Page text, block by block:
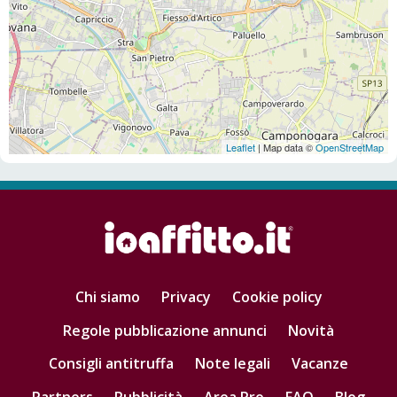
Leaflet | Map data ©OpenStreetMap
Chi siamo Privacy
Cookie policy
Regole pubblicazione annunci
Novità
Consigli antitruffa
Note legali
Vacanze